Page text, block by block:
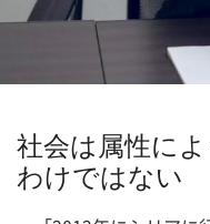
社会は属性に
わけではない